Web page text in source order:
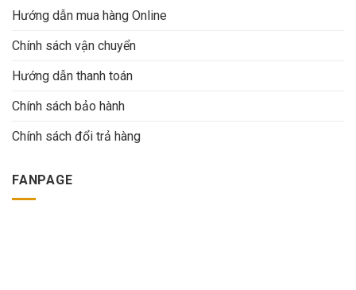
Hướng dẫn mua hàng Online
Chính sách vận chuyển
Hướng dẫn thanh toán
Chính sách bảo hành
Chính sách đổi trả hàng
FANPAGE